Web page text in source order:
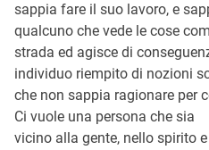
sappia fare il suo lavoro, e
qualcuno che vede le cose
strada ed agisce di
individuo riempito di nozioni
che non sappia ragionare per
Ci vuole una persona che sia
vicino alla gente, nello spirito